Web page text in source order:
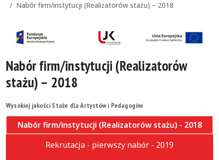
Nabór firm/instytucji (Realizatorów stażu) – 2018
Nabór firm/instytucji (Realizatorów
stażu) – 2018
Wysokiej jakości Staże dla Artystów i Pedagogów
Nabór firm/instytucji (Realizatorów stażu) - 2018
Rekrutacja - pierwszy nabór - 2019